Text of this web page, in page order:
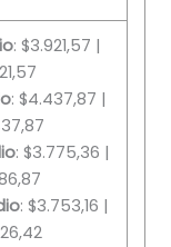
: $3.921,57 |
: $4.437,87 |
: $3.775,36 |
: $3.753,16 |